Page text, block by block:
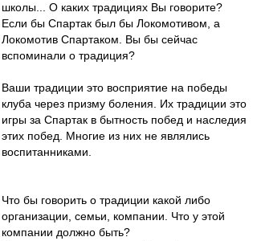
школы... О каких традициях Вы говорите?
Если бы Спартак был бы Локомотивом, а
Локомотив Спартаком. Вы бы сейчас
вспоминали о традиция?
Ваши традиции это восприятие на победы
клуба через призму боления. Их традиции это
игры за Спартак в бытность побед и наследия
этих побед. Многие из них не являлись
воспитанниками.
Что бы говорить о традиции какой либо
организации, семьи, компании. Что у этой
компании должно быть?